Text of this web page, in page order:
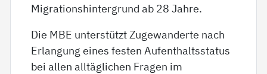
Migrationshintergrund ab 28 Jahre.
Die MBE unterstützt Zugewanderte nach
Erlangung eines festen Aufenthaltsstatus
bei allen alltäglichen Fragen im